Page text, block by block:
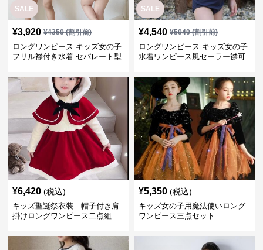
SALE
¥3,920 ¥4350(割引前)
ロングワンピース キッズ女の子
フリル襟付き水着 セパレート型
SALE
¥4,540 ¥5040(割引前)
ロングワンピース キッズ女の子
水着ワンピース風セーラー襟可
¥6,420 (税込)
キッズ聖誕祭衣装 帽子付き肩
掛けロングワンピース二点組
¥5,350 (税込)
キッズ女の子用魔法使いロング
ワンピース三点セット